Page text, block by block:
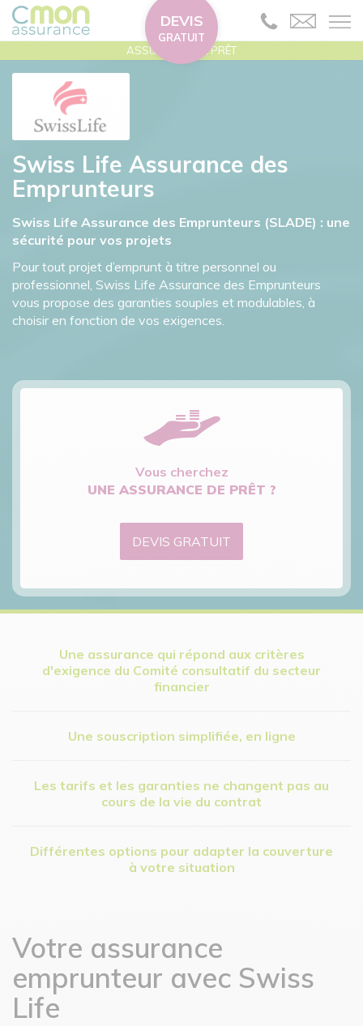
DEVIS
GRATUIT
ASSURANCE DE PRÊT
Swiss Life Assurance des
Emprunteurs
Swiss Life Assurance des Emprunteurs (SLADE) : une
sécurité pour vos projets
Pour tout projet d’emprunt à titre personnel ou
professionnel, Swiss Life Assurance des Emprunteurs
vous propose des garanties souples et modulables, à
choisir en fonction de vos exigences.
Vous cherchez
UNE ASSURANCE DE PRÊT ?
DEVIS GRATUIT
Une assurance qui répond aux critères
d'exigence du Comité consultatif du secteur
financier
Une souscription simplifiée, en ligne
Les tarifs et les garanties ne changent pas au
cours de la vie du contrat
Différentes options pour adapter la couverture
à votre situation
Votre assurance
emprunteur avec Swiss
Life